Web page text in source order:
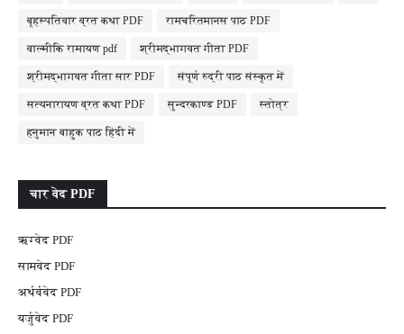
बृहस्पतिवार व्रत कथा PDF रामचरितमानस पाठ PDF
वाल्मीकि रामायण pdf श्रीमद्भागवत गीता PDF
श्रीमद्भागवत गीता सार PDF संपूर्ण रुद्री पाठ संस्कृत में
सत्यनारायण व्रत कथा PDF सुन्दरकाण्ड PDF स्तोत्र
हनुमान बाहुक पाठ हिंदी में
चार वेद PDF
ऋग्वेद PDF
सामवेद PDF
अर्थर्ववेद PDF
यर्जुवेद PDF